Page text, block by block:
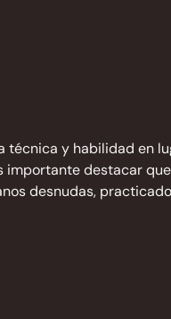
técnica y habilidad en
importante destacar
desnudas,